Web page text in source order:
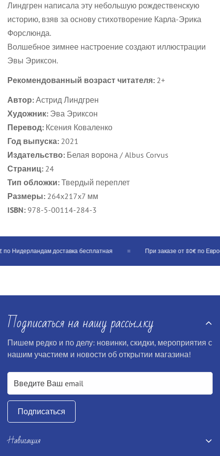
Линдгрен написала эту небольшую рождественскую
историю, взяв за основу стихотворение Карла-Эрика
Форслюнда.
Волшебное зимнее настроение создают иллюстрации
Эвы Эриксон.
Рекомендованный возраст читателя: 2+
Автор: Астрид Линдгрен
Художник: Эва Эриксон
Перевод: Ксения Коваленко
Год выпуска: 2021
Издательство: Белая ворона / Albus Corvus
Страниц: 24
Тип обложки: Твердый переплет
Размеры: 264x217x7 мм
ISBN: 978-5-00114-284-3
Нидерландам доставка бесплатная При заказе от 80€ по
Подписаться на нашу рассылку
Пишем редко и по делу: новинки, скидки, мероприятия с
нашим участием и новости об открытии магазина!
Подписаться
Навигация
No, I'm not Yes, I am